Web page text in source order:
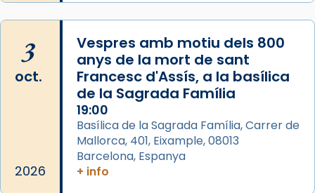
Herodes Agripa (vers l'any 44).
Patró de Galícia, després de les invasions
musulmanes fou venerat com a patró dels
Regnes castellans i més tard de tota
El seu sepulcre a Compostela fou un gran
centre de peregrinacions medievals de tot
3
oct.
2026
Vespres amb motiu dels 800
anys de la mort de sant
Francesc d'Assís, a la basílica
de la Sagrada Família
19:00
Basílica de la Sagrada Família, Carrer de
Mallorca, 401, Eixample, 08013
Barcelona, Espanya
+ info